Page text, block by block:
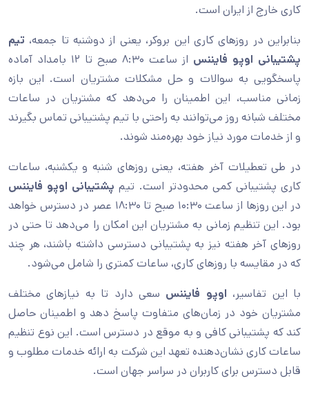
کاری خارج از ایران است.
بنابراین در روزهای کاری این بروکر، یعنی از دوشنبه تا جمعه، تیم
پشتیبانی اوپو فایننس
از ساعت ۸:۳۰ صبح تا ۱۲ بامداد آماده
پاسخگویی به سوالات و حل مشکلات مشتریان است. این بازه
زمانی مناسب، این اطمینان را می‌دهد که مشتریان در ساعات
مختلف شبانه روز می‌توانند به راحتی با تیم پشتیبانی تماس بگیرند
و از خدمات مورد نیاز خود بهره‌مند شوند.
در طی تعطیلات آخر هفته، یعنی روزهای شنبه و یکشنبه، ساعات
کاری پشتیبانی کمی محدودتر است. تیم پشتیبانی اوپو فایننس
در این روزها از ساعت ۱۰:۳۰ صبح تا ۱۸:۳۰ عصر در دسترس خواهد
بود. این تنظیم زمانی به مشتریان این امکان را می‌دهد تا حتی در
روزهای آخر هفته نیز به پشتیبانی دسترسی داشته باشند، هر چند
که در مقایسه با روزهای کاری، ساعات کمتری را شامل می‌شود.
با این تفاسیر، اوپو فایننس سعی دارد تا به نیازهای مختلف
مشتریان خود در زمان‌های متفاوت پاسخ دهد و اطمینان حاصل
کند که پشتیبانی کافی و به موقع در دسترس است. این نوع تنظیم
ساعات کاری نشان‌دهنده تعهد این شرکت به ارائه خدمات مطلوب و
قابل دسترس برای کاربران در سراسر جهان است.